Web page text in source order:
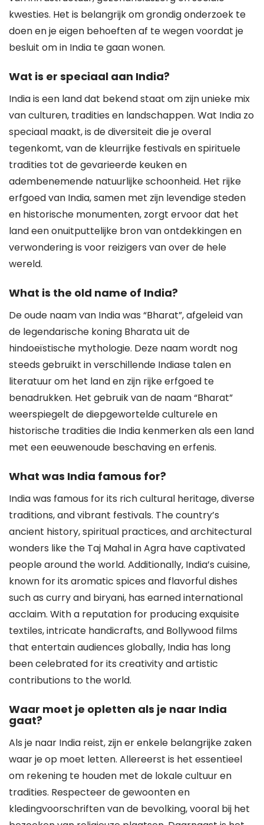
kwesties. Het is belangrijk om grondig onderzoek te
doen en je eigen behoeften af te wegen voordat je
besluit om in India te gaan wonen.
Wat is er speciaal aan India?
India is een land dat bekend staat om zijn unieke mix
van culturen, tradities en landschappen. Wat India zo
speciaal maakt, is de diversiteit die je overal
tegenkomt, van de kleurrijke festivals en spirituele
tradities tot de gevarieerde keuken en
adembenemende natuurlijke schoonheid. Het rijke
erfgoed van India, samen met zijn levendige steden
en historische monumenten, zorgt ervoor dat het
land een onuitputtelijke bron van ontdekkingen en
verwondering is voor reizigers van over de hele
wereld.
What is the old name of India?
De oude naam van India was “Bharat”, afgeleid van
de legendarische koning Bharata uit de
hindoeïstische mythologie. Deze naam wordt nog
steeds gebruikt in verschillende Indiase talen en
literatuur om het land en zijn rijke erfgoed te
benadrukken. Het gebruik van de naam “Bharat”
weerspiegelt de diepgewortelde culturele en
historische tradities die India kenmerken als een land
met een eeuwenoude beschaving en erfenis.
What was India famous for?
India was famous for its rich cultural heritage, diverse
traditions, and vibrant festivals. The country’s
ancient history, spiritual practices, and architectural
wonders like the Taj Mahal in Agra have captivated
people around the world. Additionally, India’s cuisine,
known for its aromatic spices and flavorful dishes
such as curry and biryani, has earned international
acclaim. With a reputation for producing exquisite
textiles, intricate handicrafts, and Bollywood films
that entertain audiences globally, India has long
been celebrated for its creativity and artistic
contributions to the world.
Waar moet je opletten als je naar India
gaat?
Als je naar India reist, zijn er enkele belangrijke zaken
waar je op moet letten. Allereerst is het essentieel
om rekening te houden met de lokale cultuur en
tradities. Respecteer de gewoonten en
kledingvoorschriften van de bevolking, vooral bij het